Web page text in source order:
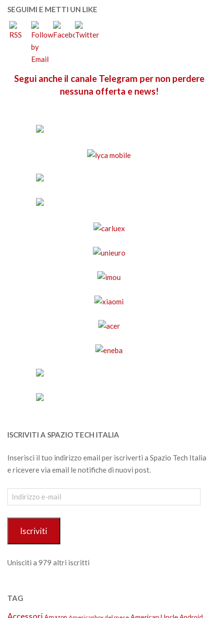
SEGUIMI E METTI UN LIKE
Segui anche il canale Telegram per non perdere
nessuna offerta e news!
ISCRIVITI A SPAZIO TECH ITALIA
Inserisci il tuo indirizzo email per iscriverti a Spazio Tech Italia
e ricevere via email le notifiche di nuovi post.
Indirizzo
e-
Iscriviti
Unisciti a 979 altri iscritti
TAG